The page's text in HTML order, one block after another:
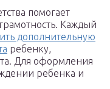
помогает
Каждый
дополнительную
ребенку,
Для оформления
ребенка и